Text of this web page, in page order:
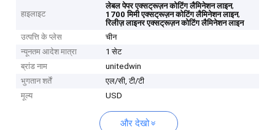
हाइलाइट
लेबल पेपर एक्सट्रूज़न कोटिंग लैमिनेशन लाइन,
1700 मिमी एक्सट्रूज़न कोटिंग लैमिनेशन लाइन,
रिलीज़ लाइनर एक्सट्रूज़न कोटिंग लैमिनेशन लाइन
उत्पत्ति के प्लेस
चीन
न्यूनतम आदेश मात्रा
1 सेट
ब्रांड नाम
unitedwin
भुगतान शर्तें
एल/सी, टी/टी
मूल्य
USD
और देखो